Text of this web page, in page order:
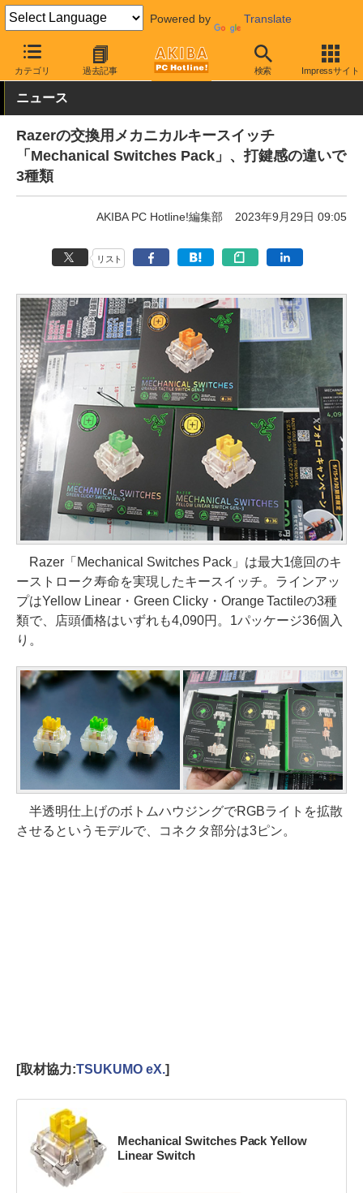
Powered by Translate
カテゴリ 過去記事 検索 Impressサイト
AKIBA PC Hotline! PC周辺機器 キーボード キーボード関連ア
ニュース
Razerの交換用メカニカルキースイッチ
「Mechanical Switches Pack」、打鍵感の違いで
3種類
AKIBA PC Hotline!編集部 2023年9月29日 09:05
リスト
Razer「Mechanical Switches Pack」は最大1億回のキ
ーストローク寿命を実現したキースイッチ。ラインアッ
プはYellow Linear・Green Clicky・Orange Tactileの3種
類で、店頭価格はいずれも4,090円。1パッケージ36個入
り。
半透明仕上げのボトムハウジングでRGBライトを拡散
させるというモデルで、コネクタ部分は3ピン。
[取材協力:TSUKUMO eX.]
Mechanical Switches Pack Yellow
Linear Switch